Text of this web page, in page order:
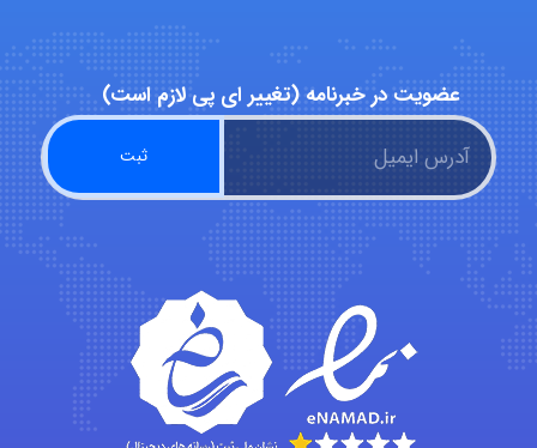
malekf
abolfazlkoshehe
abolfazlkoshehe
A.balandeh
عضویت در خبرنامه (تغییر ای پی لازم است)